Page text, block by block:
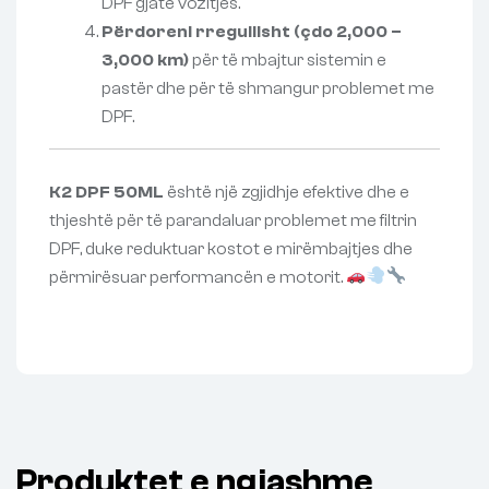
Përdoreni rregullisht (çdo 2,000 –
3,000 km)për të mbajtur sistemin e
pastër dhe për të shmangur problemet me
DPF.
K2 DPF 50ML është një zgjidhje efektive dhe e
thjeshtë për të parandaluar problemet me filtrin
DPF, duke reduktuar kostot e mirëmbajtjes dhe
përmirësuar performancën e motorit.